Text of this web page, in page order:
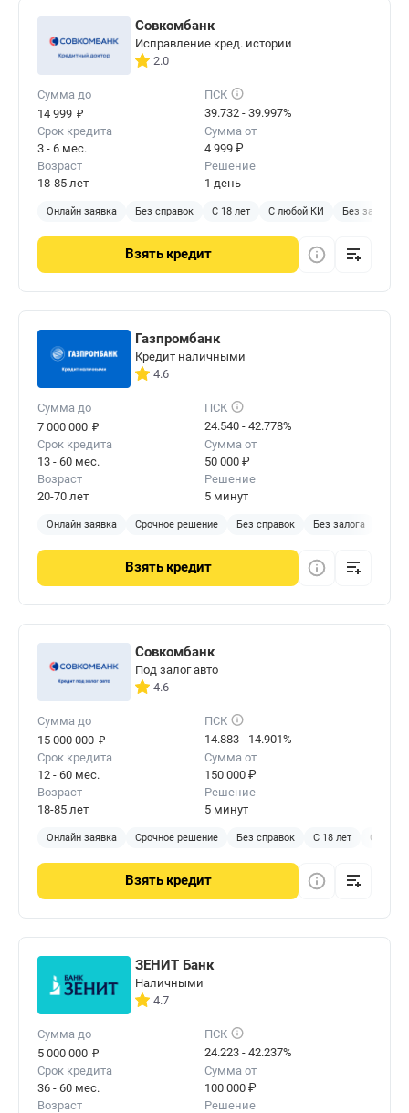
Совкомбанк
Исправление кред. истории
2.0
Сумма до
14 999 ₽
ПСК
39.732 - 39.997%
Срок кредита
3 - 6 мес.
Сумма от
4 999 ₽
Возраст
18-85 лет
Решение
1 день
Онлайн заявка Без справок С 18 лет С любой КИ Без залога
Взять кредит
Газпромбанк
Кредит наличными
4.6
Сумма до
7 000 000 ₽
ПСК
24.540 - 42.778%
Срок кредита
13 - 60 мес.
Сумма от
50 000 ₽
Возраст
20-70 лет
Решение
5 минут
Онлайн заявка Срочное решение Без справок Без залога
Взять кредит
Совкомбанк
Под залог авто
4.6
Сумма до
15 000 000 ₽
ПСК
14.883 - 14.901%
Срок кредита
12 - 60 мес.
Сумма от
150 000 ₽
Возраст
18-85 лет
Решение
5 минут
Онлайн заявка Срочное решение Без справок С 18 лет С
Взять кредит
ЗЕНИТ Банк
Наличными
4.7
Сумма до
5 000 000 ₽
ПСК
24.223 - 42.237%
Срок кредита
36 - 60 мес.
Сумма от
100 000 ₽
Возраст
Решение